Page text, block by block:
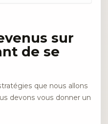
sur
de se
que nous allons
devons vous donner un